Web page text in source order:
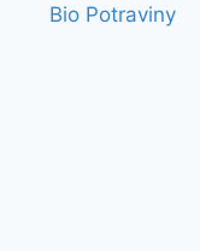
Bio Potraviny